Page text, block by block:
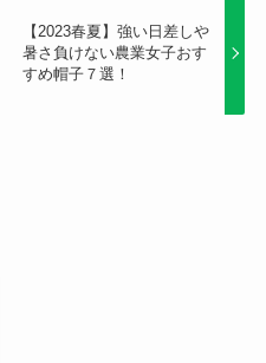
【2023春夏】強い日差しや
暑さ負けない農業女子おす
すめ帽子７選！